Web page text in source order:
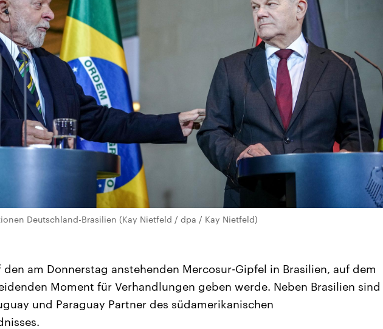
Deutschland-Brasilien (Kay Nietfeld / dpa / Kay Nietfeld)
den am Donnerstag anstehenden Mercosur-Gipfel in Brasilien, auf dem
Moment für Verhandlungen geben werde. Neben Brasilien sind
und Paraguay Partner des südamerikanischen